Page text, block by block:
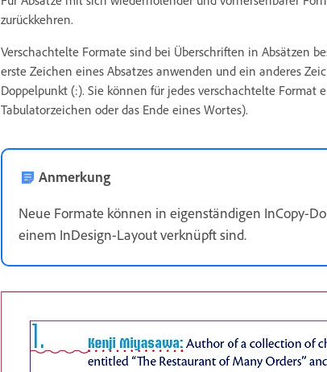
zurückkehren.
Verschachtelte Formate sind bei Überschriften in Absätzen
erste Zeichen eines Absatzes anwenden und ein anderes
Doppelpunkt (:). Sie können für jedes verschachtelte
Tabulatorzeichen oder das Ende eines Wortes).
Anmerkung
Neue Formate können in eigenständigen InCopy-
einem InDesign-Layout verknüpft sind.